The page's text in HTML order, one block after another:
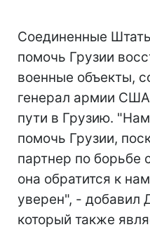
Соединенные
помочь Грузии
военные объекты,
генерал армии
пути в Грузию.
помочь Грузии,
партнер по борьбе
она обратится к
уверен", - добавил
который также